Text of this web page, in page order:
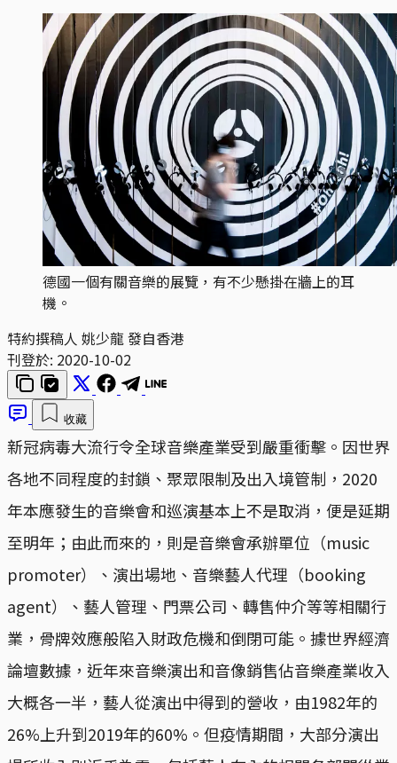
德國一個有關音樂的展覽，有不少懸掛在牆上的耳
機。
特約撰稿人 ​姚少龍 發自香港
刊登於: 2020-10-02
收藏
​新冠病毒大流行令全球音樂產業受到嚴重衝擊。因世界
各地不同程度的封鎖、聚眾限制及出入境管制，2020
年本應發生的音樂會和巡演基本上不是取消，便是延期
至明年；由此而來的，則是音樂會承辦單位（music
promoter）、演出場地、音樂藝人代理（booking
agent）、藝人管理、門票公司、轉售仲介等等相關行
業，骨牌效應般陷入財政危機和倒閉可能。據世界經濟
論壇數據，近年來音樂演出和音像銷售佔音樂產業收入
大概各一半，藝人從演出中得到的營收，由1982年的
26%上升到2019年的60%。但疫情期間，大部分演出